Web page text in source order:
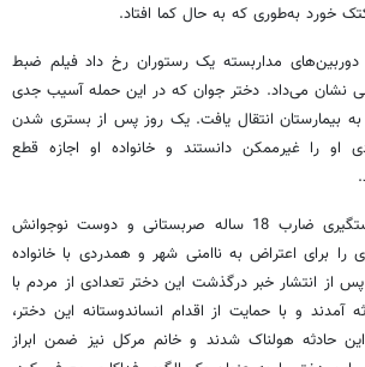
خورد به‌طوری که به حال کما افتاد.
دوربین‌های مداربسته یک رستوران رخ داد فیلم ضبط
نشان می‌داد. دختر جوان که در این حمله آسیب جدی
بیمارستان انتقال یافت. یک روز پس از بستری شدن
او را غیرممکن دانستند و خانواده او اجازه قطع
مرگ این دختر که با دستگیری ضارب 18 ساله صربستانی و دوست نوجوانش
برای اعتراض به ناامنی شهر و همدردی با خانواده
از انتشار خبر درگذشت این دختر تعدادی از مردم با
و با حمایت از اقدام انساندوستانه این دختر،
حادثه هولناک شدند و خانم مرکل نیز ضمن ابراز